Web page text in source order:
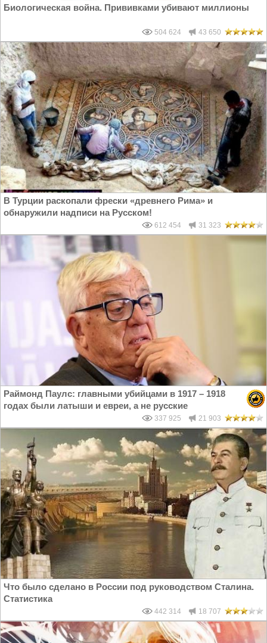
Биологическая война. Прививками убивают миллионы
504 624 43 650
В Турции раскопали фрески «древнего Рима» и
обнаружили надписи на Русском!
612 454 31 323
Раймонд Паулс: главными убийцами в 1917 – 1918
годах были латыши и евреи, а не русские
337 925 21 903
Что было сделано в России под руководством Сталина.
Статистика
442 314 18 707